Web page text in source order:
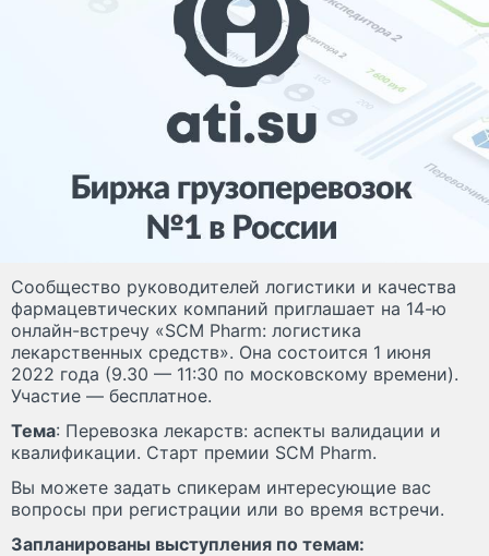
Сообщество руководителей логистики и качества
фармацевтических компаний приглашает на 14-ю
онлайн-встречу «SCM Pharm: логистика
лекарственных средств». Она состоится 1 июня
2022 года (9.30 — 11:30 по московскому времени).
Участие — бесплатное.
Тема: Перевозка лекарств: аспекты валидации и
квалификации. Старт премии SCM Pharm.
Вы можете задать спикерам интересующие вас
вопросы при регистрации или во время встречи.
Запланированы выступления по темам: